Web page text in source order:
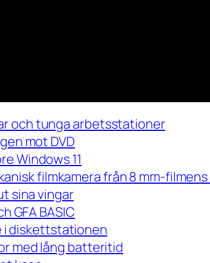
och tunga arbetsstationer
mot DVD
Windows 11
filmkamera från 8 mm-
sina vingar
GFA BASIC
i diskettstationen
med lång batteritid